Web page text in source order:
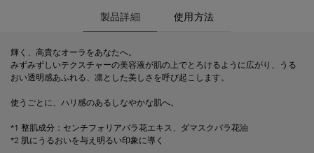
製品詳細 使用方法
輝く、高貴なオーラをあなたへ。
みずみずしいテクスチャーの美容液が肌の上でとろけるように広がり、うる
おい透明感あふれる、凛とした美しさを呼び起こします。
使うごとに、ハリ感のあるしなやかな肌へ。
*1 整肌成分：センチフォリアバラ花エキス、ダマスクバラ花油
*2 肌にうるおいを与え明るい印象に導く